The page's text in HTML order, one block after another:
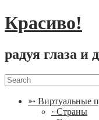
Красиво!
радуя глаза и
Menu
Search
for:
➳ Виртуальные
· Страны